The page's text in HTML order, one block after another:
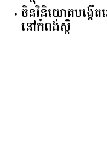
ចិនវិនិយោគបង្កើ
នៅកំពង់ស្ពឺ